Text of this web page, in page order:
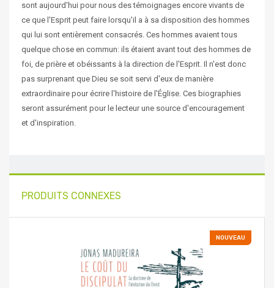
sont aujourd'hui pour nous des témoignages encore vivants de
ce que l'Esprit peut faire lorsqu'il a à sa disposition des hommes
qui lui sont entièrement consacrés. Ces hommes avaient tous
quelque chose en commun: ils étaient avant tout des hommes de
foi, de prière et obéissants à la direction de l'Esprit. Il n'est donc
pas surprenant que Dieu se soit servi d'eux de manière
extraordinaire pour écrire l'histoire de l'Église. Ces biographies
seront assurément pour le lecteur une source d'encouragement
et d'inspiration.
PRODUITS CONNEXES
NOUVEAU